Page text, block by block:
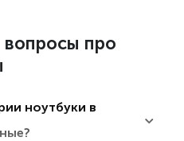
вопросы про
ноутбуки в